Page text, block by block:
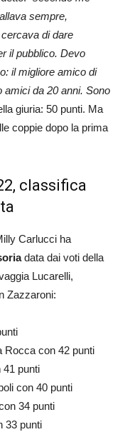
sempre,
di dare
il pubblico. Devo
il migliore amico di
amici da 20 anni. Sono
giuria: 50 punti. Ma
coppie dopo la prima
classifica
Carlucci ha
data dai voti della
Lucarelli,
Zazzaroni:
Rocca con 42 punti
41 punti
con 40 punti
34 punti
33 punti